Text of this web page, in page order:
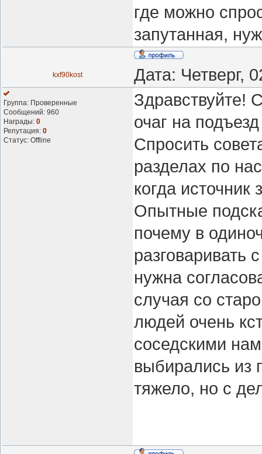
где можно
запутанная,
kxf90kost Дата: Четверг,
Группа: Проверенные
Сообщений: 960
Награды: 0
Репутация: 0
Статус: Offline
Здравствуйте!
очаг на
Спросить
разделах по
когда
Опытные
почему в
разговаривать
нужна
случая со
людей очень
соседскими
выбирались из
тяжело, но с